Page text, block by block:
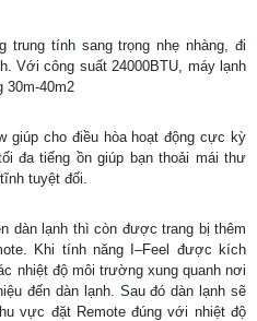
trung tính sang trọng nhẹ nhàng, đi
Với công suất 24000BTU, máy lạnh
30m-40m2
giúp cho điều hòa hoạt động cực kỳ
đa tiếng ồn giúp bạn thoải mái thư
tuyệt đối.
dàn lạnh thì còn được trang bị thêm
Khi tính năng I–Feel được kích
nhiệt độ môi trường xung quanh nơi
đến dàn lạnh. Sau đó dàn lạnh sẽ
vực đặt Remote đúng với nhiệt độ